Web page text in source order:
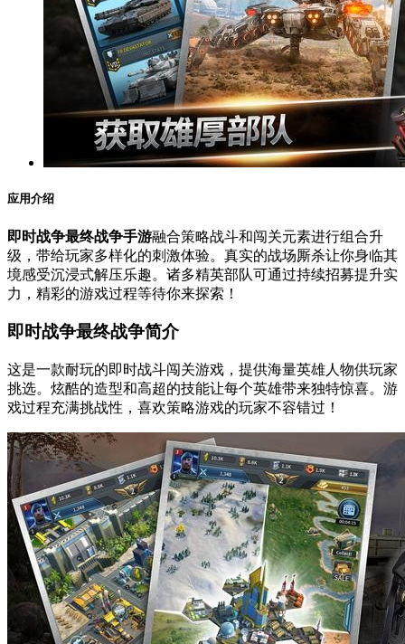
应用介绍
即时战争最终战争手游融合策略战斗和闯关元素进行组合升
级，带给玩家多样化的刺激体验。真实的战场厮杀让你身临其
境感受沉浸式解压乐趣。诸多精英部队可通过持续招募提升实
力，精彩的游戏过程等待你来探索！
即时战争最终战争简介
这是一款耐玩的即时战斗闯关游戏，提供海量英雄人物供玩家
挑选。炫酷的造型和高超的技能让每个英雄带来独特惊喜。游
戏过程充满挑战性，喜欢策略游戏的玩家不容错过！